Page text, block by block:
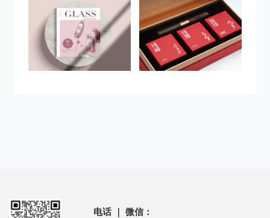
电话 ｜ 微信：